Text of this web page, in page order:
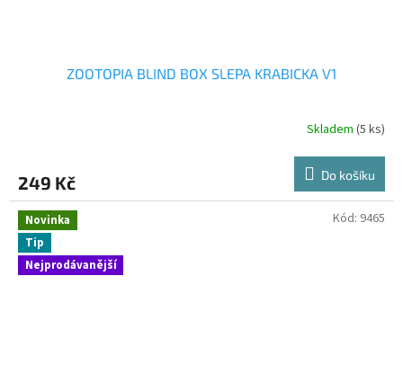
ZOOTOPIA BLIND BOX SLEPA KRABICKA V1
Skladem (5 ks)
249 Kč Do košíku
Novinka
Tip
Nejprodávanější
Kód: 9465